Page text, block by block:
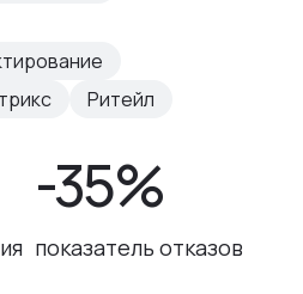
Ритейл
-35%
показатель отказов